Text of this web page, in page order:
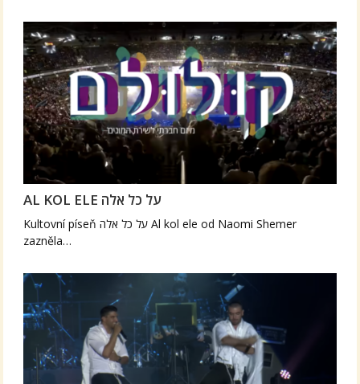
AL KOL ELE על כל אלה
Kultovní píseň על כל אלה Al kol ele od Naomi Shemer
zazněla…